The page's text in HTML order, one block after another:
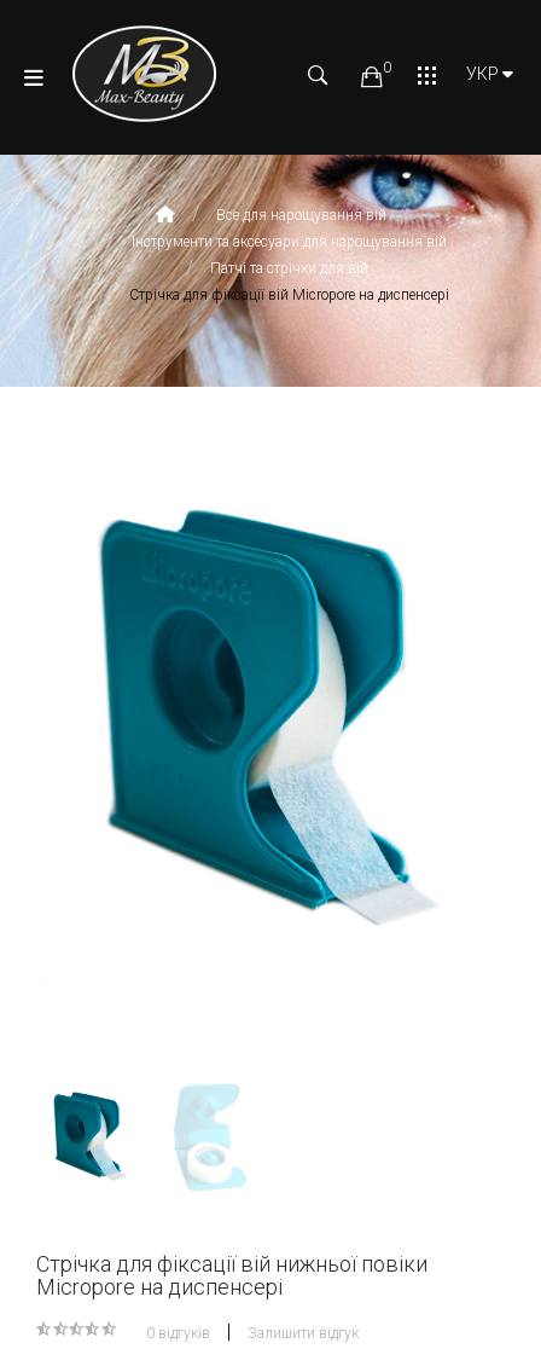
0 УКР
Все для нарощування вій
Інструменти та аксесуари для нарощування вій
Патчі та стрічки для вій
Стрічка для фіксації вій Micropore на диспенсері
Стрічка для фіксації вій нижньої повіки
Micropore на диспенсері
0 відгуків Залишити відгук